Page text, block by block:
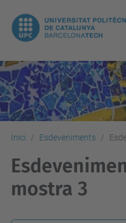
Inici Esdeveniments
mostra 3